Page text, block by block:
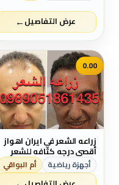
عرض التفاصيل←
0.00
زراعه الشعر في ايران اهواز
أقصي درجه كثافه للشعر
نقل من الحدود، السكن ،
تحاليل العمليه ، بل اشراف
أجهزة رياضية أم البواقي